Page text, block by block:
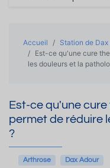
Accueil Station de Dax
Est-ce qu'une cure
les douleurs et la
Est-ce qu'une
permet de réduire
?
Arthrose Dax Adour